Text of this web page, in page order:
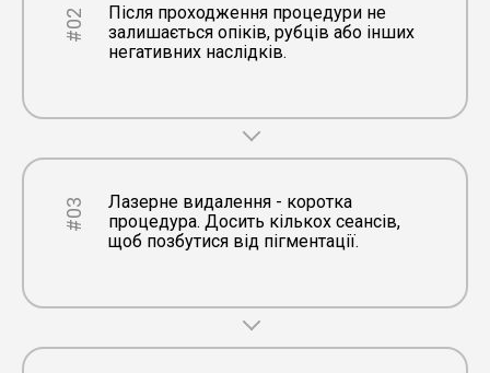
#02
Після проходження процедури не
залишається опіків, рубців або інших
негативних наслідків.
#03
Лазерне видалення - коротка
процедура. Досить кількох сеансів,
щоб позбутися від пігментації.